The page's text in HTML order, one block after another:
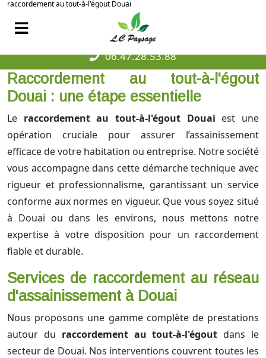
raccordement au tout-à-l'égout Douai
06.47.28.53.88
Raccordement au tout-à-l'égout
Douai : une étape essentielle
Le raccordement au tout-à-l'égout Douai est une
opération cruciale pour assurer l’assainissement
efficace de votre habitation ou entreprise. Notre société
vous accompagne dans cette démarche technique avec
rigueur et professionnalisme, garantissant un service
conforme aux normes en vigueur. Que vous soyez situé
à Douai ou dans les environs, nous mettons notre
expertise à votre disposition pour un raccordement
fiable et durable.
Services de raccordement au réseau
d'assainissement à Douai
Nous proposons une gamme complète de prestations
autour du raccordement au tout-à-l'égout dans le
secteur de Douai. Nos interventions couvrent toutes les